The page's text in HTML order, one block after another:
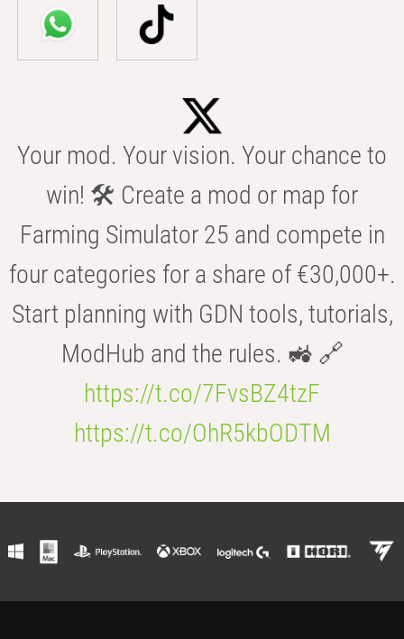
Your mod. Your vision. Your chance to
win! 🛠️ Create a mod or map for
Farming Simulator 25 and compete in
four categories for a share of €30,000+.
Start planning with GDN tools, tutorials,
ModHub and the rules. 🚜 🔗
https://t.co/7FvsBZ4tzF
https://t.co/OhR5kbODTM